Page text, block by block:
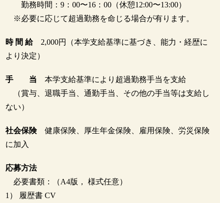
勤務時間：9：00〜16：00（休憩12:00〜13:00）
※必要に応じて超過勤務を命じる場合が有ります。
時 間 給2,000円（本学支給基準に基づき、能力・経歴に
より決定）
手 当 本学支給基準により超過勤務手当を支給
（賞与、退職手当、通勤手当、その他の手当等は支給し
ない）
社会保険健康保険、厚生年金保険、雇用保険、労災保険
に加入
応募方法
必要書類：（A4版， 様式任意）
1） 履歴書 CV